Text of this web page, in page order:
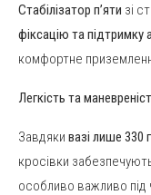
Стабілізатор п’яти зі
фіксацію та підтримку
комфортне
Легкість та
Завдяки вазі лише 330 г
кросівки
особливо важливо під